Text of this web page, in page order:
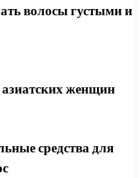
волосы густыми и
женщин
средства для